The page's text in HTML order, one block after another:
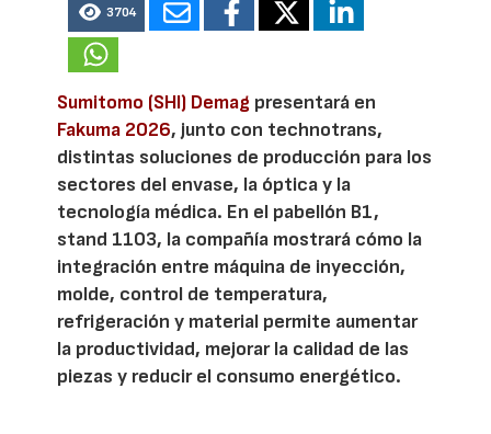
3704
Sumitomo (SHI) Demag presentará en
Fakuma 2026, junto con technotrans,
distintas soluciones de producción para los
sectores del envase, la óptica y la
tecnología médica. En el pabellón B1,
stand 1103, la compañía mostrará cómo la
integración entre máquina de inyección,
molde, control de temperatura,
refrigeración y material permite aumentar
la productividad, mejorar la calidad de las
piezas y reducir el consumo energético.